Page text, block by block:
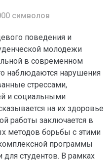
символов
поведения и
молодежи
в современном
наблюдаются нарушения
стрессами,
и социальными
на их здоровье
работы заключается в
методов борьбы с этими
программы
студентов. В рамках